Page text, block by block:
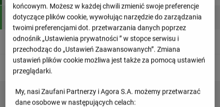
3 Berlin Recycling Volleys 6 10:12
4 Praha 6 8:18
Awans
końcowym. Możesz w każdej chwili zmienić swoje preferencje
dotyczące plików cookie, wywołując narzędzie do zarządzania
twoimi preferencjami dot. przetwarzania danych poprzez
odnośnik „Ustawienia prywatności ” w stopce serwisu i
przechodząc do „Ustawień Zaawansowanych”. Zmiana
ustawień plików cookie możliwa jest także za pomocą ustawień
przeglądarki.
My, nasi Zaufani Partnerzy i Agora S.A. możemy przetwarzać
dane osobowe w następujących celach: